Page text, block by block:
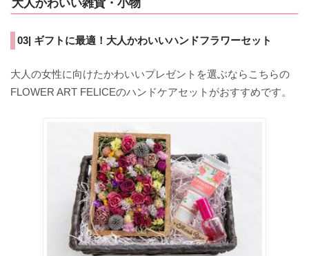
大人かわいい雑貨・小物
03| ギフトに最適！大人かわいいハンドフラワーセット
大人の女性に向けたかわいいプレゼントを選ぶならこちらの
FLOWER ART FELICEのハンドケアセットがおすすめです。